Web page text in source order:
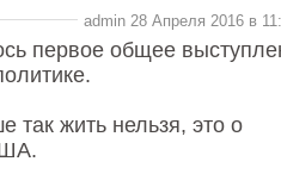
admin 28 Апреля 2016 в
первое общее
жить нельзя, это о